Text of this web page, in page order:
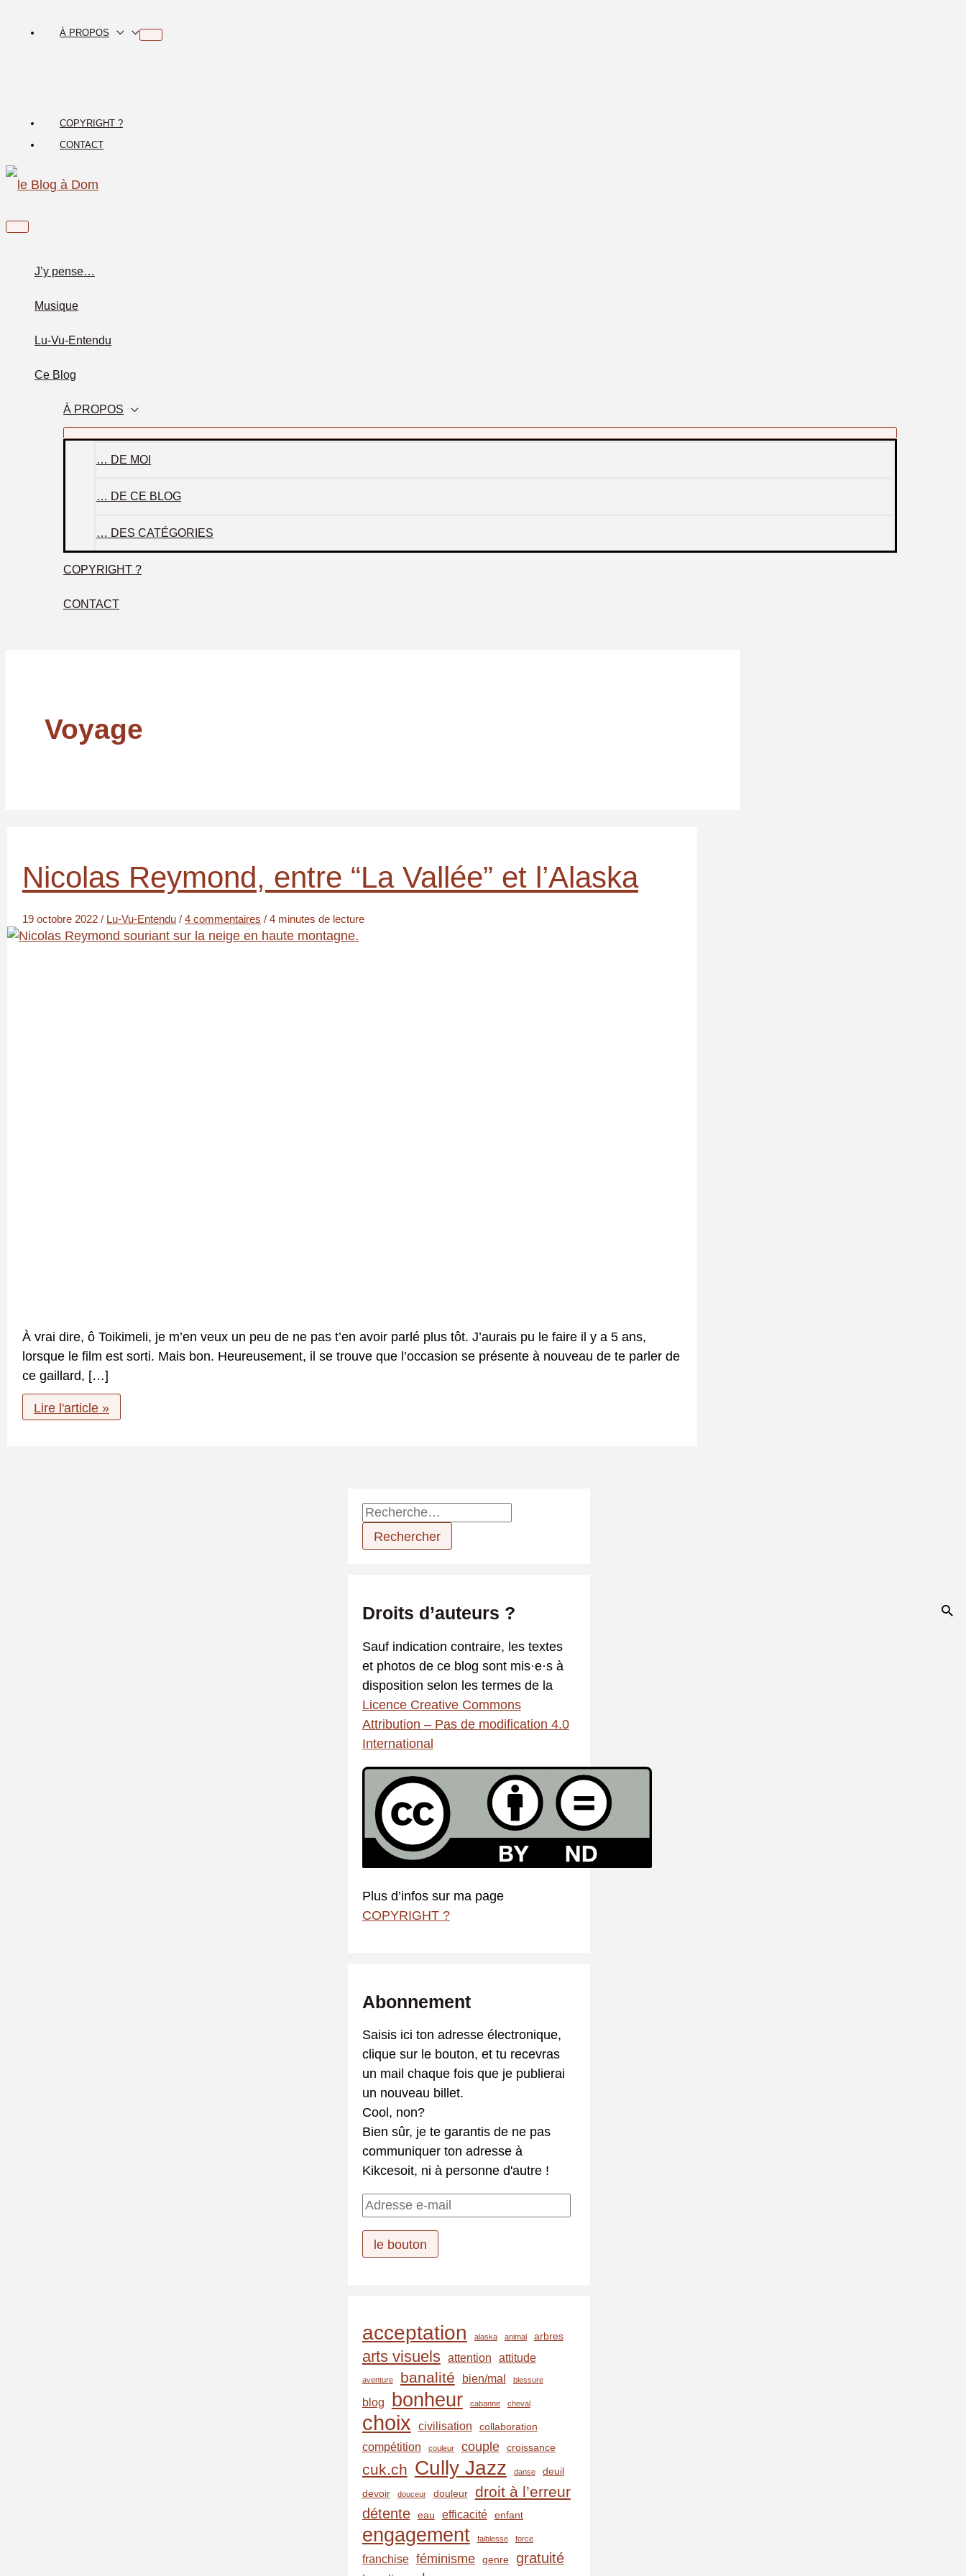
À PROPOS
COPYRIGHT ?
CONTACT
Menu
J’y pense…
Musique
Lu-Vu-Entendu
Ce Blog
À PROPOS
… DE MOI
… DE CE BLOG
… DES CATÉGORIES
COPYRIGHT ?
CONTACT
Voyage
Nicolas Reymond, entre “La Vallée” et l’Alaska
19 octobre 2022 / Lu-Vu-Entendu / 4 commentaires / 4 minutes de lecture
À vrai dire, ô Toikimeli, je m’en veux un peu de ne pas t’en avoir parlé plus tôt. J’aurais pu le faire il y a 5 ans,
lorsque le film est sorti. Mais bon. Heureusement, il se trouve que l’occasion se présente à nouveau de te parler de
ce gaillard, […]
Nicolas
Reymond,
Lire l'article »
R
c
r
h
e
r
:
Droits d’auteurs ?
Sauf indication contraire, les textes
et photos de ce blog sont mis·e·s à
disposition selon les termes de la
Licence Creative Commons
Attribution – Pas de modification 4.0
International
Plus d’infos sur ma page
COPYRIGHT ?
Abonnement
Saisis ici ton adresse électronique,
clique sur le bouton, et tu recevras
un mail chaque fois que je publierai
un nouveau billet.
Cool, non?
Bien sûr, je te garantis de ne pas
communiquer ton adresse à
Kikcesoit, ni à personne d'autre !
A
d
e
e
-
m
a
l
le bouton
acceptation alaska animal arbres
arts visuels attention attitude
aventure banalité bien/mal blessure
blog bonheur cabanne cheval
choix civilisation collaboration
compétition couleur couple croissance
cuk.ch Cully Jazz danse
deuil
devoir
douceur douleur droit à l’erreur
détente eau efficacité enfant
engagement faiblesse force
franchise féminisme genre gratuité